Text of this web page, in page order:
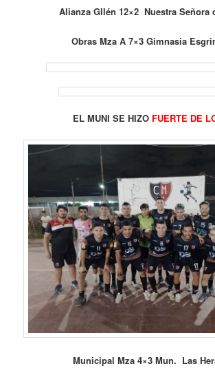
Alianza Gllén 12×2 Nuestra Señora
Obras Mza A 7×3 Gimnasia
EL MUNI SE HIZO FUERTE DE
Municipal Mza 4×3 Mun. Las